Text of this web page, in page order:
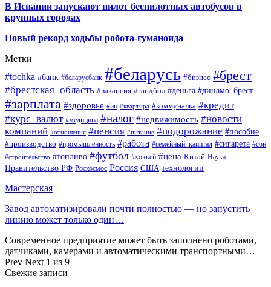
В Испании запускают пилот беспилотных автобусов в
крупных городах
Новый рекорд ходьбы робота-гуманоида
Метки
#tochka #банк #беларусбанк #беларусь #бизнес #брест
#брестская_область #вакансия #гандбол #деньга #динамо_брест
#зарплата #здоровье #ип #квартира #коммуналка #кредит
#курс_валют #медицина #налог #недвижимость #новости
компаний #отношения #пенсия #питание #подорожание #пособие
#производство #промышленность #работа #семейный_капитал #сигарета #сон
#строительство #топливо #футбол #хоккей #цена Китай Наука
Правительство РФ Роскосмос Россия США технологии
Мастерская
Завод автоматизировали почти полностью — но запустить
линию может только один…
Современное предприятие может быть заполнено роботами,
датчиками, камерами и автоматическими транспортными…
Prev Next 1 из 9
Свежие записи